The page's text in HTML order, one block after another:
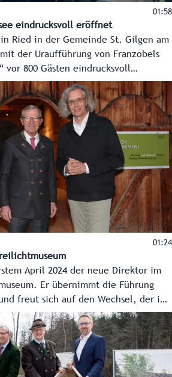
01:58
eindrucksvoll eröffnet
in Ried in der Gemeinde St. Gilgen am
der Uraufführung von Franzobels
vor 800 Gästen eindrucksvoll
Euro wurden in das Kulturprojekt
unterstützt mit 500.000 Euro.
01:24
April 2024 der neue Direktor im
Er übernimmt die Führung
freut sich auf den Wechsel, der ihn
zu seiner Familie nach Salzburg
Aufgabe sieht er in der Verbindung
Das Salzburger Freilichtmuseum
seinen 40. Geburtstag und hat dafür
und ein Geburtstagsfest